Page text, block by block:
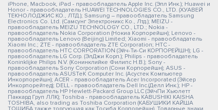
iPhone, Macbook, iPad - правообладатель Apple Inc. (Эпл Инк.); Huawei и
Honor - правообладатель HUAWEI TECHNOLOGIES CO., LTD. (ХУАВЕЙ
ТЕКНОЛОДЖИС КО., ЛТД.); Samsung – правообладатель Samsung
Electronics Co. Ltd. (Самсунг Электроникс Ко., Лтд.); MEIZU -
правообладатель MEIZU TECHNOLOGY CO., LTD.; Nokia -
правообладатель Nokia Corporation (Нокиа Корпорейшн); Lenovo -
правообладатель Lenovo (Beijing) Limited; Xiaomi - правообладатель
Xiaomi Inc.; ZTE - правообладатель ZTE Corporation; HTC -
правообладатель HTC CORPORATION (Эйч-Ти-Си КОРПОРЕЙШН); LG -
правообладатель LG Corp. (ЭлДжи Корп.); Philips - правообладатель
Koninklijke Philips N.V. (Конинклийке Филипс Н.В.); Sony -
правообладатель Sony Corporation (Сони Корпорейшн); ASUS -
правообладатель ASUSTeK Computer Inc. (Асустек Компьютер
Инкорпорейшн); ACER - правообладатель Acer Incorporated (Эйсер
Инкорпорейтед); DELL - правообладатель Dell Inc.(Делл Инк.); HP -
правообладатель HP Hewlett-Packard Group LLC (ЭйчПи Хьюлетт
Паккард Груп ЛЛК); Toshiba - правообладатель KABUSHIKI KAISHA
TOSHIBA, also trading as Toshiba Corporation (КАБУШИКИ КАЙША